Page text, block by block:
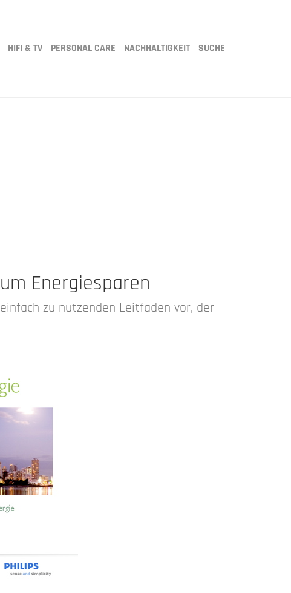
HIFI & TV PERSONAL CARE NACHHALTIGKEIT SUCHE
Energiesparen
zu nutzenden Leitfaden vor, der